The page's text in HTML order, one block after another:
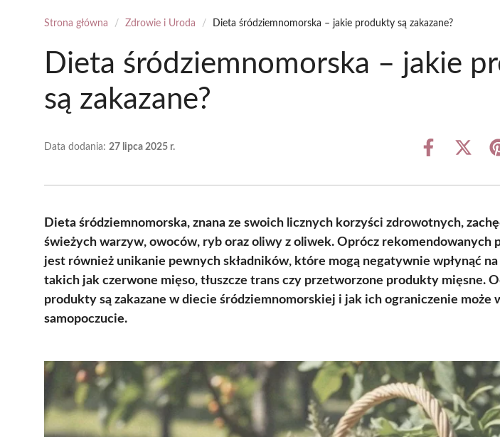
Strona główna / Zdrowie i Uroda / Dieta śródziemnomorska – jakie produkty są zakazane?
Dieta śródziemnomorska – jakie
są zakazane?
Data dodania: 27 lipca 2025 r.
Share
Share
Dieta śródziemnomorska, znana ze swoich licznych korzyści zdrowotnych,
świeżych warzyw, owoców, ryb oraz oliwy z oliwek. Oprócz rekomendowanych
jest również unikanie pewnych składników, które mogą negatywnie wpłynąć na
takich jak czerwone mięso, tłuszcze trans czy przetworzone produkty mięsne.
produkty są zakazane w diecie śródziemnomorskiej i jak ich ograniczenie może
samopoczucie.